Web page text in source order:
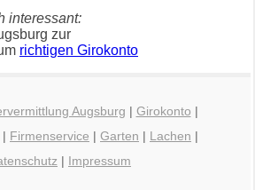
interessant:
zur
richtigen Girokonto
Augsburg | Girokonto |
| Firmenservice | Garten | Lachen |
| Impressum